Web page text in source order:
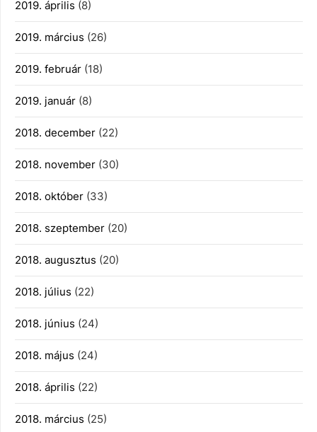
2019. április (8)
2019. március (26)
2019. február (18)
2019. január (8)
2018. december (22)
2018. november (30)
2018. október (33)
2018. szeptember (20)
2018. augusztus (20)
2018. július (22)
2018. június (24)
2018. május (24)
2018. április (22)
2018. március (25)